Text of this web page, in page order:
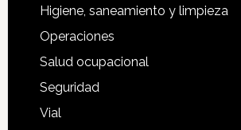
Higiene, saneamiento y limpieza
Operaciones
Salud ocupacional
Seguridad
Vial